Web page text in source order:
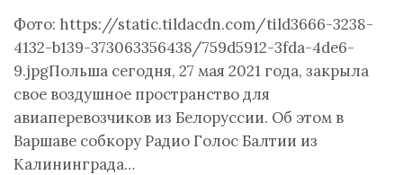
Фото: https://static.tildacdn.com/tild3666-3238-
4132-b139-373063356438/759d5912-3fda-4de6-
9.jpgПольша сегодня, 27 мая 2021 года, закрыла
свое воздушное пространство для
авиаперевозчиков из Белоруссии. Об этом в
Варшаве собкору Радио Голос Балтии из
Калининграда…